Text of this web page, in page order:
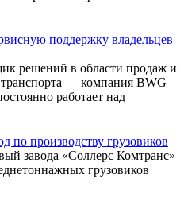
поддержку владельцев
решений в области продаж и
— компания BWG
работает над
по производству грузовиков
завода «Соллерс Комтранс»
грузовиков